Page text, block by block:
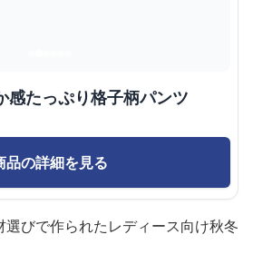
感たっぷり格子柄パンツ
品の詳細を見る
びで作られたレディース向け秋冬